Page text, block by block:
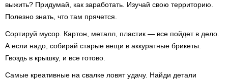
выжить? Придумай, как заработать. Изучай свою территорию.
Полезно знать, что там прячется.
Сортируй мусор. Картон, металл, пластик — все пойдет в дело.
А если надо, собирай старые вещи в аккуратные брикеты.
Гвоздь в крышку, и все готово.
Самые креативные на свалке ловят удачу. Найди детали